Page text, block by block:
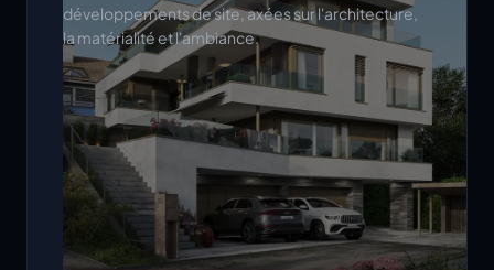
développements de site, axées sur l'architecture,
la matérialité et l'ambiance.